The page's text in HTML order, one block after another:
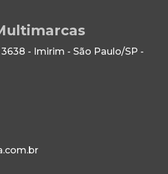
- Imirim - São Paulo/SP -